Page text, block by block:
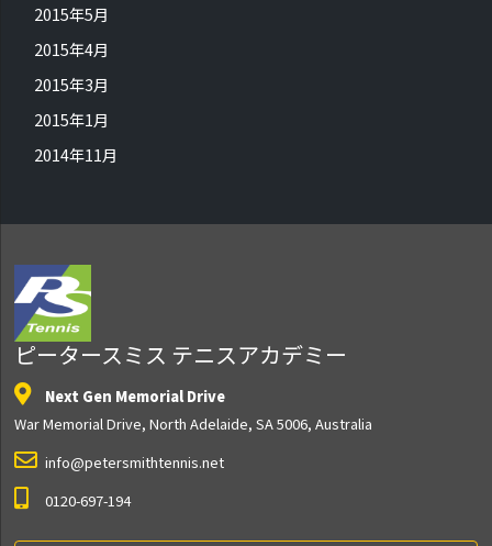
2015年5月
2015年4月
2015年3月
2015年1月
2014年11月
ピータースミス テニスアカデミー
Next Gen Memorial Drive
War Memorial Drive, North Adelaide, SA 5006, Australia
info@petersmithtennis.net
0120-697-194